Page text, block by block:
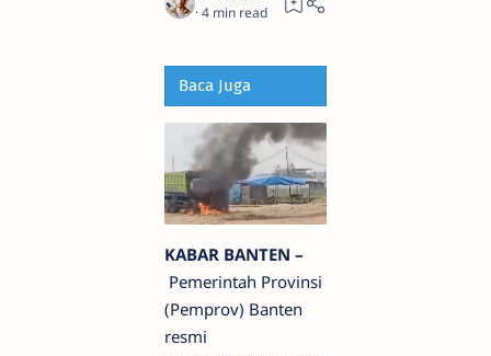
4
Baca Juga
KABAR BANTEN –
Pemerintah Provinsi
(Pemprov) Banten
resmi